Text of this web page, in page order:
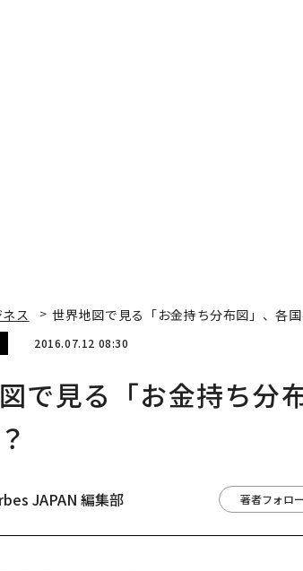
ス 世界地図で見る「お金持ち分布図」、各
2016.07.12 08:30
で見る「お金持ち分
JAPAN 編集部 著者フォロー